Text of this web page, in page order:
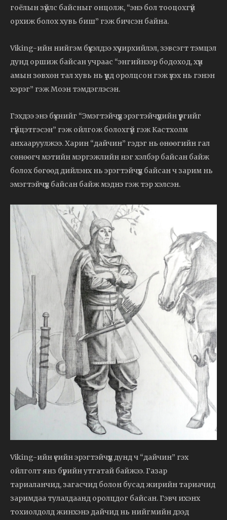
гоёлын зүйлс байсныг онцолж, “энэ бол тооцохгүй
орхиж болох хувь биш” гэж бичсэн байна.
Viking-ийн нийгэм бүхэлдээ хүчирхийлэл, зэвсэгт тэмцэл
дунд оршиж байсан учраас “энгийнээр бодоход, хүн
амын зөвхөн тал хувь нь үүнд оролцсон гэж үзэх нь гэнэн
хэрэг” гэж Моэн тэмдэглэсэн.
Гэхдээ энэ бүхнийг “Эмэгтэйчүүд эрэгтэйчүүдийн үүргийг
гүйцэтгэсэн” гэж ойлгож болохгүй гэж Кастхолм
анхааруулжээ. Харин “дайчин” гэдэг нь өнөөгийн гал
сөнөөгч мэтийн мэргэжлийн нэг хэлбэр байсан байж
болох бөгөөд дийлэнх нь эрэгтэйчүүд байсан ч зарим нь
эмэгтэйчүүд байсан байж мэднэ гэж тэр хэлсэн.
Viking-ийн үеийн эрэгтэйчүүд дунд ч “дайчин” гэх
ойлголт янз бүрийн утгатай байжээ. Газар
тариаланчид, загасчид болон бусад жирийн тариачид
заримдаа тулалдаанд оролцдог байсан. Гэвч ихэнх
тохиолдолд жинхэнэ дайчид нь нийгмийн дээд